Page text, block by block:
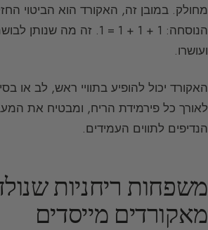
מחולק. במובן זה, האקורד הוא הביטוי
הנוסחה: 1 + 1 + 1 = 1. זה מה
ועושרו.
האקורד יכול להופיע בתוויי ראש, לב או
לאורך כל פירמידת הריח, ומבטיח את
הנדיפים לתווים העמידים.
משפחות ריחניות
מאקורדים מייסדים